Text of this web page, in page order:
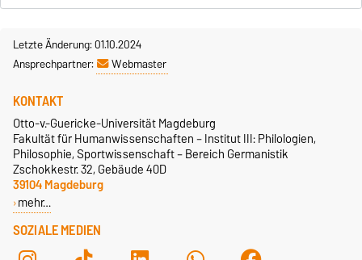
Letzte Änderung: 01.10.2024
Ansprechpartner:
Webmaster
SOZIALE MEDIEN
KONTAKT
Otto-v.-Guericke-Universität Magdeburg
Fakultät für Humanwissenschaften – Institut III: Philologien,
Philosophie, Sportwissenschaft – Bereich Germanistik
Zschokkestr. 32, Gebäude 40D
39104 Magdeburg
mehr…